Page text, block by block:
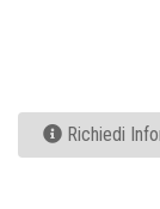
Richiedi